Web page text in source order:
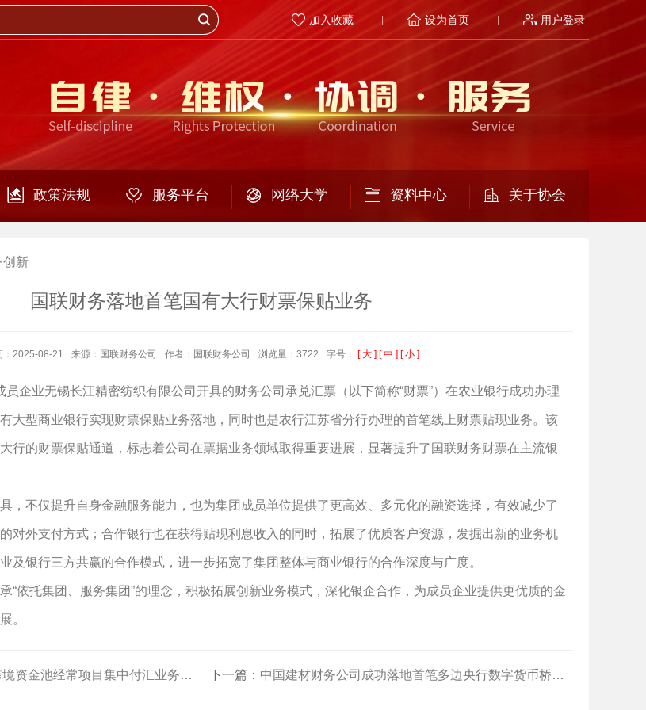
加入收藏 设为首页 用户登录
政策法规 服务平台 网络大学 资料中心 关于协会
创新
国联财务落地首笔国有大行财票保贴业务
：2025-08-21 来源：国联财务公司 作者：国联财务公司 浏览量：3722 字号： [ 大 ] [ 中 ] [ 小 ]
企业无锡长江精密纺织有限公司开具的财务公司承兑汇票（以下简称“财票”）在农业银行成功办理
大型商业银行实现财票保贴业务落地，同时也是农行江苏省分行办理的首笔线上财票贴现业务。该
行的财票保贴通道，标志着公司在票据业务领域取得重要进展，显著提升了国联财务财票在主流银
不仅提升自身金融服务能力，也为集团成员单位提供了更高效、多元化的融资选择，有效减少了
对外支付方式；合作银行也在获得贴现利息收入的同时，拓展了优质客户资源，发掘出新的业务机
及银行三方共赢的合作模式，进一步拓宽了集团整体与商业银行的合作深度与广度。
托集团、服务集团”的理念，积极拓展创新业务模式，深化银企合作，为成员企业提供更优质的金
。
金池经常项目集中付汇业务成功落地 下一篇： 中国建材财务公司成功落地首笔多边央行数字货币桥业务